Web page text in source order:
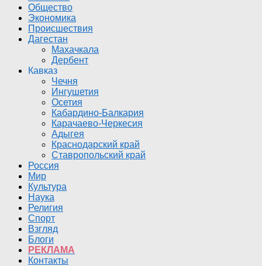
Общество
Экономика
Происшествия
Дагестан
Махачкала
Дербент
Кавказ
Чечня
Ингушетия
Осетия
Кабардино-Балкария
Карачаево-Черкесия
Адыгея
Краснодарский край
Ставропольский край
Россия
Мир
Культура
Наука
Религия
Спорт
Взгляд
Блоги
РЕКЛАМА
Контакты